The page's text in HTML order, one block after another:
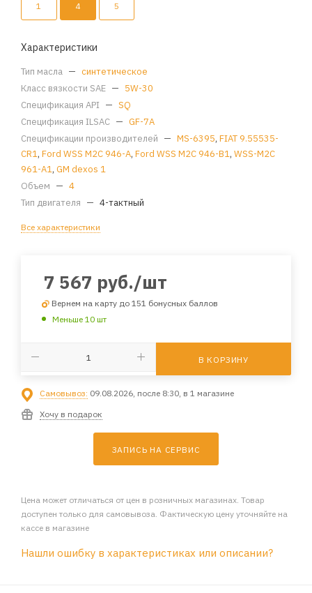
1 4 5
Характеристики
Тип масла — синтетическое
Класс вязкости SAE — 5W-30
Спецификация API — SQ
Спецификация ILSAC — GF-7A
Спецификации производителей — MS-6395, FIAT 9.55535-
CR1, Ford WSS M2C 946-A, Ford WSS M2C 946-B1, WSS-M2C
961-A1, GM dexos 1
Объем — 4
Тип двигателя — 4-тактный
Все характеристики
7 567 руб./шт
Вернем на карту до 151 бонусных баллов
Меньше 10 шт
В КОРЗИНУ
Самовывоз: 09.08.2026, после 8:30, в 1 магазине
Хочу в подарок
ЗАПИСЬ НА СЕРВИС
Цена может отличаться от цен в розничных магазинах. Товар
доступен только для самовывоза. Фактическую цену уточняйте на
кассе в магазине
Нашли ошибку в характеристиках или описании?